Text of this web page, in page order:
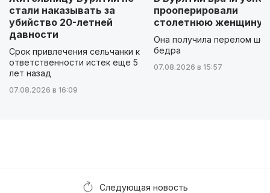
стали наказывать за
убийство 20-летней
давности
Срок привлечения сельчанки к
ответственности истек еще 5
лет назад
07.08.2026 в 16:09
прооперировали
столетнюю женщину
Она получила перелом
бедра
07.08.2026 в 15:57
Следующая новость